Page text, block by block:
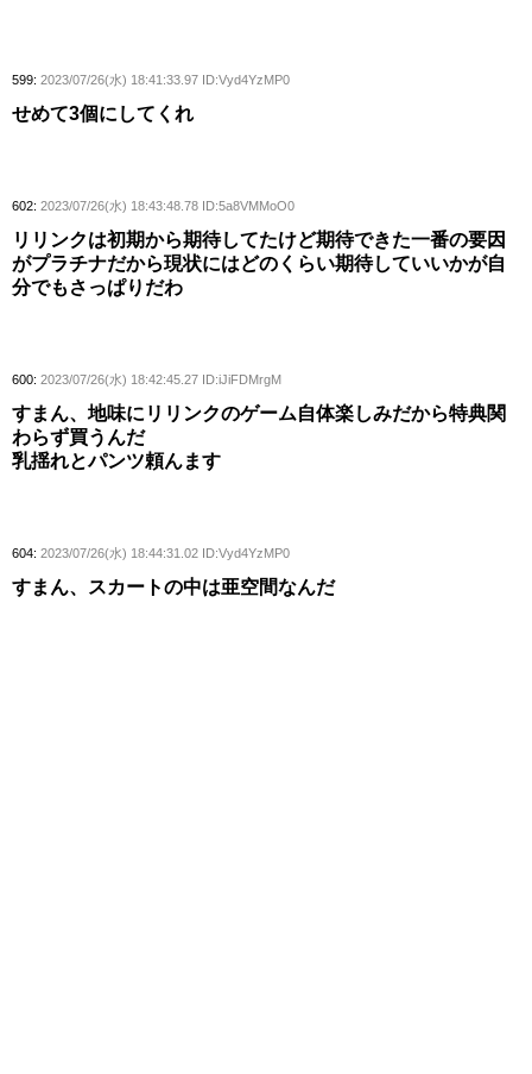
599: 2023/07/26(水) 18:41:33.97 ID:Vyd4YzMP0
せめて3個にしてくれ
602: 2023/07/26(水) 18:43:48.78 ID:5a8VMMoO0
リリンクは初期から期待してたけど期待できた一番の要因
がプラチナだから現状にはどのくらい期待していいかが自
分でもさっぱりだわ
600: 2023/07/26(水) 18:42:45.27 ID:iJiFDMrgM
すまん、地味にリリンクのゲーム自体楽しみだから特典関
わらず買うんだ
乳揺れとパンツ頼んます
604: 2023/07/26(水) 18:44:31.02 ID:Vyd4YzMP0
すまん、スカートの中は亜空間なんだ